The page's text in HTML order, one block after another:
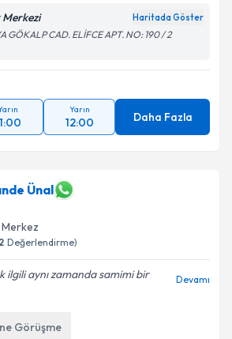
Merkezi Haritada Göster
GÖKALP CAD. ELİFCE APT. NO: 190 / 2
Yarın
12:00 Daha Fazla
Ünal
Merkez
Değerlendirme)
ilgili aynı zamanda samimi bir
Devamı
Görüşme